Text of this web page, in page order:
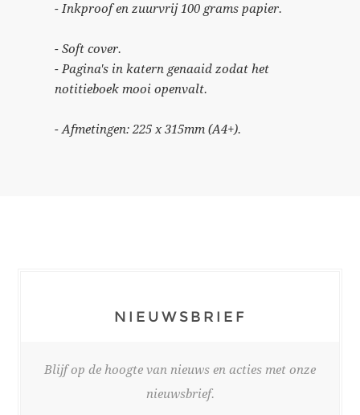
- Inkproof en zuurvrij 100 grams papier.
- Soft cover.
- Pagina's in katern genaaid zodat het
notitieboek mooi openvalt.
- Afmetingen: 225 x 315mm (A4+).
NIEUWSBRIEF
Blijf op de hoogte van nieuws en acties met onze
nieuwsbrief.